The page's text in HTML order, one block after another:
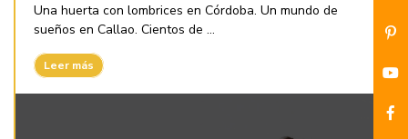
Una huerta con lombrices en Córdoba. Un mundo de
sueños en Callao. Cientos de ...
Leer más